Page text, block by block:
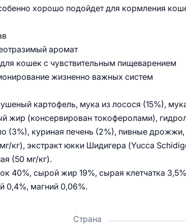
хорошо подойдет для кормления
аромат
кошек с чувствительным пищеварением
жизненно важных систем
картофель, мука из лосося (15%),
жир (консервирован токоферолами),
(3%), куриная печень (2%), пивные
кг), экстракт юкки Шидигера (Yucca
(50 мг/кг).
40%, сырой жир 19%, сырая клетчатка
0,4%, магний 0,06%.
Страна